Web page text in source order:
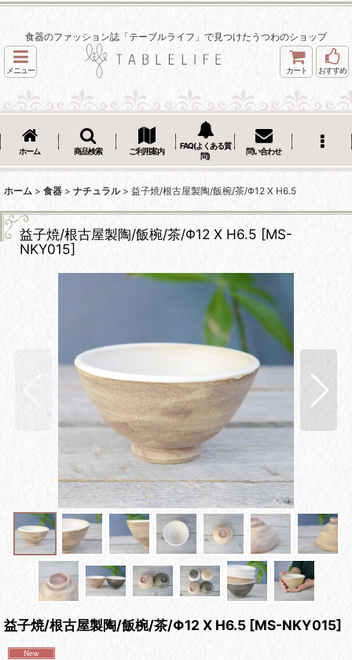
食器のファッション誌「テーブルライフ」で見つけたうつわのショップ
メニュー カート おすすめ
ホーム 商品検索 ご利用案内
FAQ(よくある質
問)
問い合わせ
ホーム > 食器 > ナチュラル > 益子焼/根古屋製陶/飯椀/茶/Φ12 X H6.5
益子焼/根古屋製陶/飯椀/茶/Φ12 X H6.5 [MS-
NKY015]
益子焼/根古屋製陶/飯椀/茶/Φ12 X H6.5 [MS-NKY015]